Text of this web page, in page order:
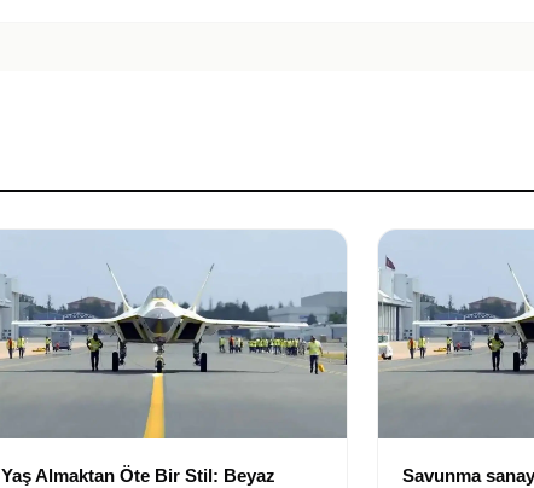
Yaş Almaktan Öte Bir Stil: Beyaz
Savunma